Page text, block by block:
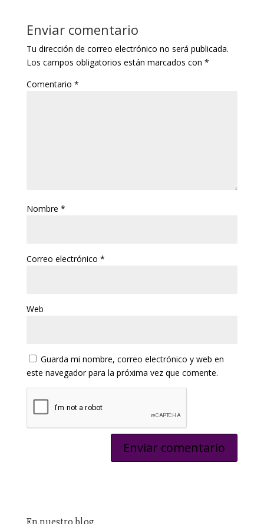
Enviar comentario
Tu dirección de correo electrónico no será publicada.
Los campos obligatorios están marcados con *
Comentario *
Nombre *
Correo electrónico *
Web
Guarda mi nombre, correo electrónico y web en
este navegador para la próxima vez que comente.